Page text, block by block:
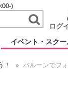
)
ログ
イベント・スク
！ バルーンでフ